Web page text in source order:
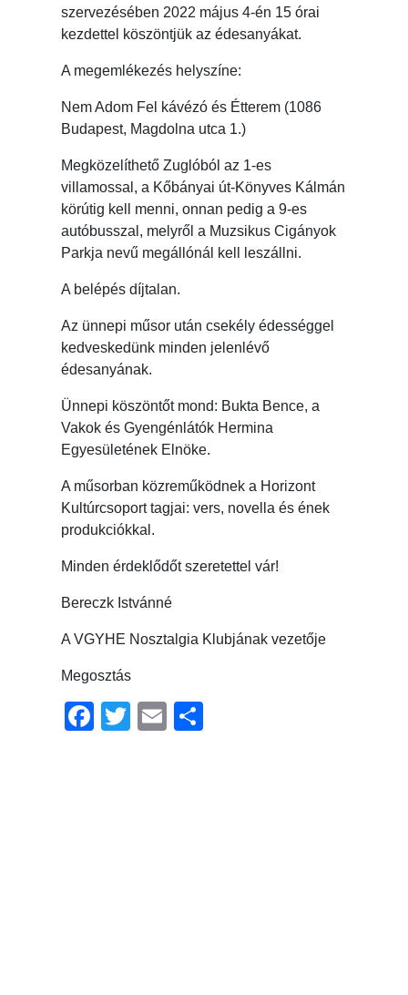
szervezésében 2022 május 4-én 15 órai
kezdettel köszöntjük az édesanyákat.
A megemlékezés helyszíne:
Nem Adom Fel kávézó és Étterem (1086
Budapest, Magdolna utca 1.)
Megközelíthető Zuglóból az 1-es
villamossal, a Kőbányai út-Könyves Kálmán
körútig kell menni, onnan pedig a 9-es
autóbusszal, melyről a Muzsikus Cigányok
Parkja nevű megállónál kell leszállni.
A belépés díjtalan.
Az ünnepi műsor után csekély édességgel
kedveskedünk minden jelenlévő
édesanyának.
Ünnepi köszöntőt mond: Bukta Bence, a
Vakok és Gyengénlátók Hermina
Egyesületének Elnöke.
A műsorban közreműködnek a Horizont
Kultúrcsoport tagjai: vers, novella és ének
produkciókkal.
Minden érdeklődőt szeretettel vár!
Bereczk Istvánné
A VGYHE Nosztalgia Klubjának vezetője
Megosztás
Facebook
TwitterEmail